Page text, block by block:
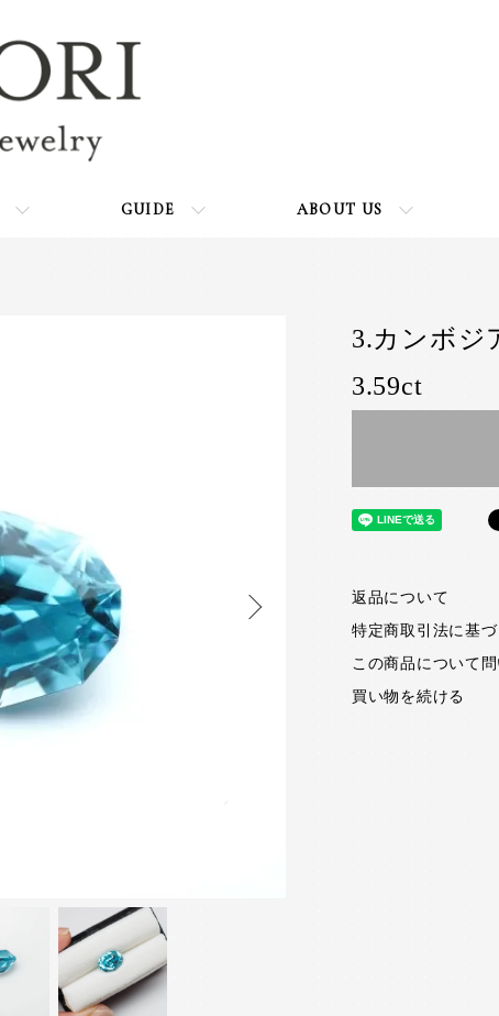
GUIDE ABOUT US
3.カンボジ
3.59ct
返品について
特定商取引法に基
この商品について
買い物を続ける